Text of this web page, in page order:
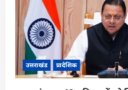
n
उत्तराखंड प्रादेशिक